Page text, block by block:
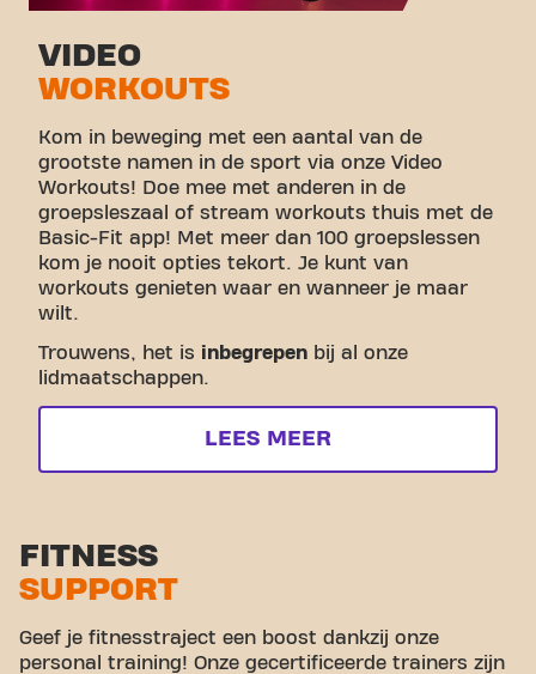
VIDEO
WORKOUTS
Kom in beweging met een aantal van de
grootste namen in de sport via onze Video
Workouts! Doe mee met anderen in de
groepsleszaal of stream workouts thuis met de
Basic-Fit app! Met meer dan 100 groepslessen
kom je nooit opties tekort. Je kunt van
workouts genieten waar en wanneer je maar
wilt.
Trouwens, het is inbegrepen bij al onze
lidmaatschappen.
LEES MEER
FITNESS
SUPPORT
Geef je fitnesstraject een boost dankzij onze
personal training! Onze gecertificeerde trainers zijn